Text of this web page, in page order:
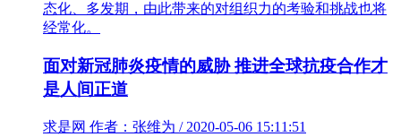
态化、多发期，由此带来的对组织力的考验和挑战也将
经常化。
面对新冠肺炎疫情的威胁 推进全球抗疫合作才
是人间正道
求是网 作者：张维为 / 2020-05-06 15:11:51